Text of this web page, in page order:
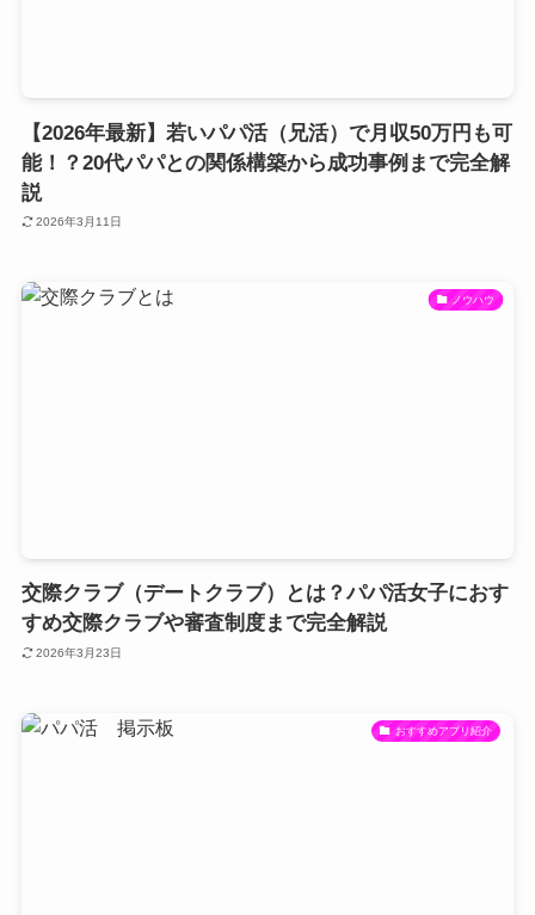
【2026年最新】若いパパ活（兄活）で月収50万円も可
能！？20代パパとの関係構築から成功事例まで完全解
説
2026年3月11日
ノウハウ
交際クラブ（デートクラブ）とは？パパ活女子におす
すめ交際クラブや審査制度まで完全解説
2026年3月23日
おすすめアプリ紹介